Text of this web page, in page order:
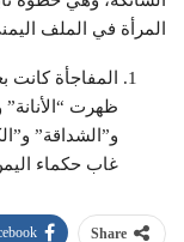
المرأة في الملف
المفاجأة
ظهرت “الأنانة”
و”الشداقة”
غاب حكماء
Share